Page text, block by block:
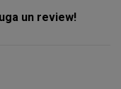
un review!